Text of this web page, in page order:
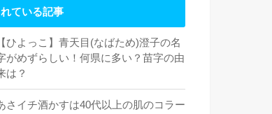
ている記事
【ひよっこ】青天目(なばため)澄子の名
がめずらしい！何県に多い？苗字の由
は？
さイチ酒かすは40代以上の肌のコラー